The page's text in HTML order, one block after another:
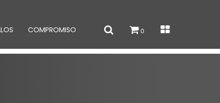
0
COMPROMISO